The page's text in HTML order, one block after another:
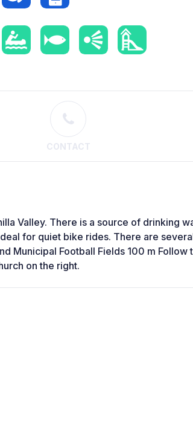
CONTACT
Valley. There is a source of drinking
for quiet bike rides. There are
Municipal Football Fields 100 m Follow
on the right.